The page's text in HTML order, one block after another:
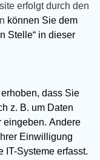
erfolgt durch den
können Sie dem
Stelle“ in dieser
dass Sie
z. B. um Daten
eingeben. Andere
Einwilligung
IT-Systeme erfasst.